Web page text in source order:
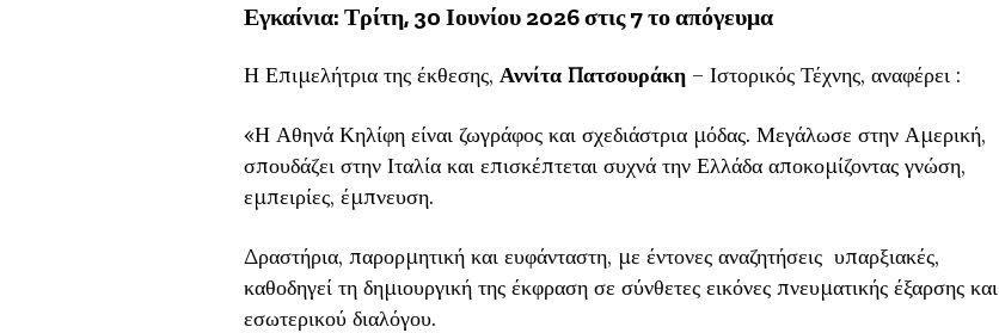
Εγκαίνια: Τρίτη, 30 Ιουνίου 2026 στις 7 το απόγευμα
Η Επιμελήτρια της έκθεσης, Αννίτα Πατσουράκη – Ιστορικός Τέχνης, αναφέρει :
«Η Αθηνά Κηλίφη είναι ζωγράφος και σχεδιάστρια μόδας. Μεγάλωσε στην Αμερική,
σπουδάζει στην Ιταλία και επισκέπτεται συχνά την Ελλάδα αποκομίζοντας γνώση,
εμπειρίες, έμπνευση.
Δραστήρια, παρορμητική και ευφάνταστη, με έντονες αναζητήσεις υπαρξιακές,
καθοδηγεί τη δημιουργική της έκφραση σε σύνθετες εικόνες πνευματικής έξαρσης και
εσωτερικού διαλόγου.